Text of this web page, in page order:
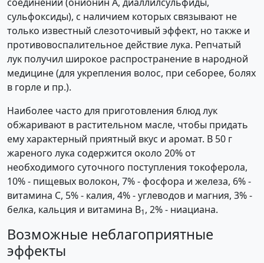
сульфоксиды), с наличием которых связывают не
только известный слезоточивый эффект, но также и
противовоспалительное действие лука. Репчатый
лук получил широкое распространение в народной
медицине (для укрепления волос, при себорее, болях
в горле и пр.).
Наиболее часто для приготовления блюд лук
обжаривают в растительном масле, чтобы придать
ему характерный приятный вкус и аромат. В 50 г
жареного лука содержится около 20% от
необходимого суточного поступления токоферола,
10% - пищевых волокон, 7% - фосфора и железа, 6% -
витамина С, 5% - калия, 4% - углеводов и магния, 3% -
белка, кальция и витамина В1, 2% - ниациана.
Возможные неблагоприятные
эффекты